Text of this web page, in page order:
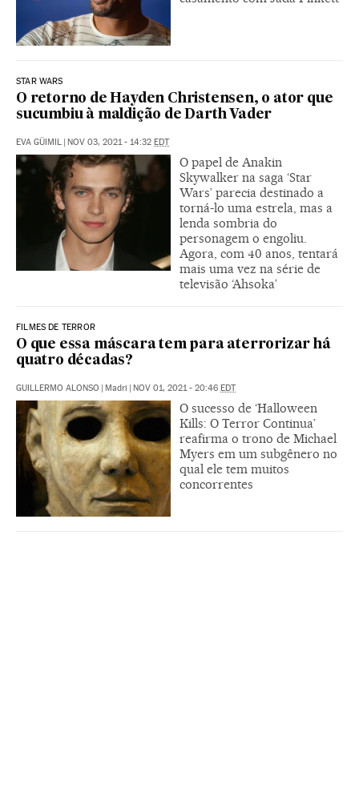
STAR WARS
O retorno de Hayden Christensen, o ator que
sucumbiu à maldição de Darth Vader
EVA GÜIMIL | NOV 03, 2021 - 14:32 EDT
O papel de Anakin
Skywalker na saga ‘Star
Wars’ parecia destinado a
torná-lo uma estrela, mas a
lenda sombria do
personagem o engoliu.
Agora, com 40 anos, tentará
mais uma vez na série de
televisão ‘Ahsoka’
FILMES DE TERROR
O que essa máscara tem para aterrorizar há
quatro décadas?
GUILLERMO ALONSO | Madri | NOV 01, 2021 - 20:46 EDT
O sucesso de ‘Halloween
Kills: O Terror Continua’
reafirma o trono de Michael
Myers em um subgênero no
qual ele tem muitos
concorrentes